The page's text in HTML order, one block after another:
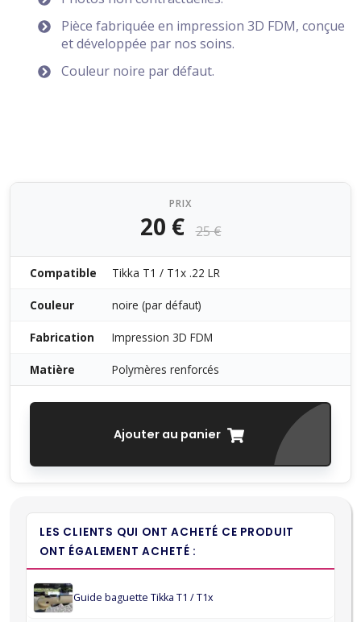
Pièce fabriquée en impression 3D FDM, conçue
et développée par nos soins.
Couleur noire par défaut.
PRIX
20 € 25 €
Compatible Tikka T1 / T1x .22 LR
Couleur noire (par défaut)
Fabrication Impression 3D FDM
Matière Polymères renforcés
Ajouter au panier
LES CLIENTS QUI ONT ACHETÉ CE PRODUIT
ONT ÉGALEMENT ACHETÉ :
Guide baguette Tikka T1 / T1x